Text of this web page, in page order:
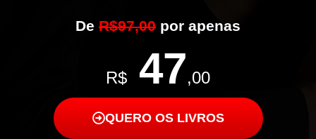
De R$97,00 por apenas
R$ 47,00
QUERO OS LIVROS